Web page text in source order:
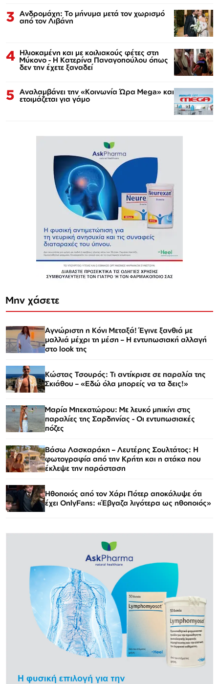
3 Ανδρομάχη: Το μήνυμα μετά τον χωρισμό
από τον Λιβάνη
4 Ηλιοκαμένη και με κοιλιακούς φέτες στη
Μύκονο - Η Κατερίνα Παναγοπούλου όπως
δεν την έχετε ξαναδεί
5 Αναλαμβάνει την «Κοινωνία Ώρα Mega» και
ετοιμάζεται για γάμο
Μην χάσετε
Αγνώριστη η Κόνι Μεταξά! Έγινε ξανθιά με
μαλλιά μέχρι τη μέση – Η εντυπωσιακή αλλαγή
στο look της
Κώστας Τσουρός: Τι αντίκρισε σε παραλία της
Σκιάθου – «Εδώ όλα μπορείς να τα δεις!»
Μαρία Μπεκατώρου: Με λευκό μπικίνι στις
παραλίες της Σαρδηνίας - Οι εντυπωσιακές
πόζες
Βάσω Λασκαράκη – Λευτέρης Σουλτάτος: Η
φωτογραφία από την Κρήτη και η ατάκα που
έκλεψε την παράσταση
Ηθοποιός από τον Χάρι Πότερ αποκάλυψε ότι
έχει OnlyFans: «Έβγαζα λιγότερα ως ηθοποιός»